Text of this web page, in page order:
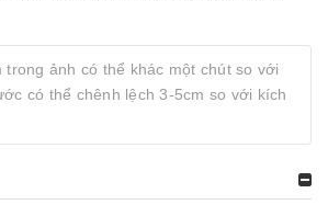
trong ảnh có thể khác một chút so với
có thể chênh lệch 3-5cm so với kích